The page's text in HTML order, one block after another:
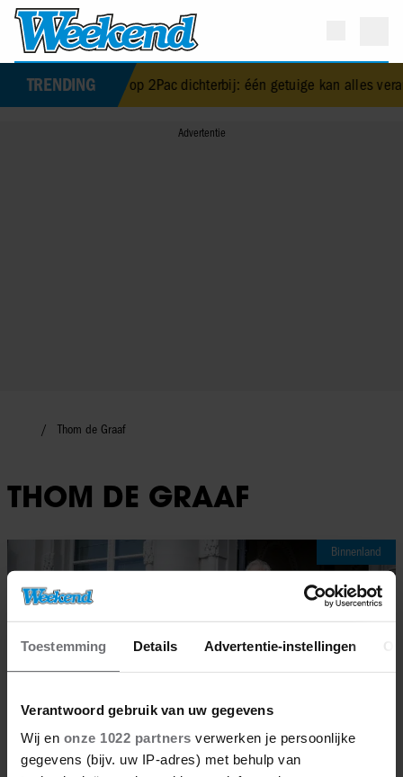
Toestemming Details Advertentie-instellingen
Verantwoord gebruik van uw gegevens
Wij en onze 1022 partners verwerken je persoonlijke
gegevens (bijv. uw IP-adres) met behulp van
TRENDING
over moord op 2Pac dichterbij: één getuige kan alles
Thom de Graaf
THOM DE GRAAF
Binnenland